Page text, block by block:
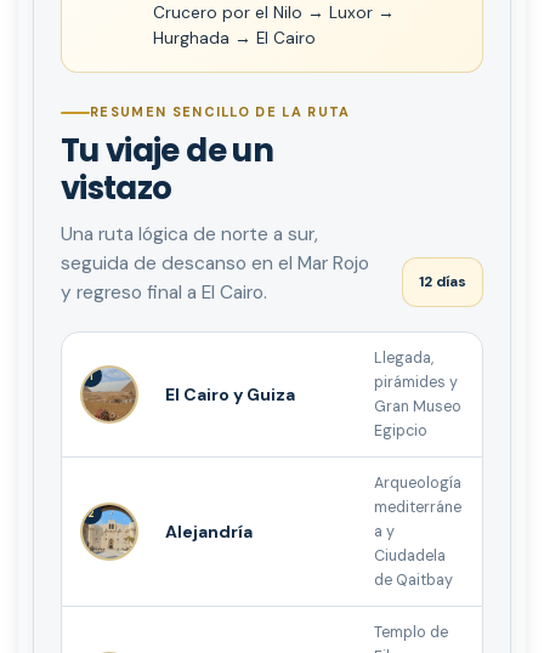
Crucero por el Nilo → Luxor →
Hurghada → El Cairo
RESUMEN SENCILLO DE LA RUTA
Tu viaje de un
vistazo
Una ruta lógica de norte a sur,
seguida de descanso en el Mar Rojo
y regreso final a El Cairo.
12 días
1
El Cairo y Guiza
Llegada,
pirámides y
Gran Museo
Egipcio
2
Alejandría
Arqueología
mediterráne
a y
Ciudadela
de Qaitbay
Templo de